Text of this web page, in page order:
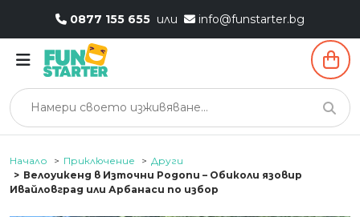
0877 155 655 или info@funstarter.bg
Начало Приключение
Други
Велоуикенд в Източни Родопи – Обиколи язовир
Ивайловград или Арбанаси по избор